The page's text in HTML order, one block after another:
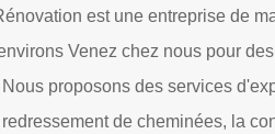
est une entreprise de
Venez chez nous pour
proposons des services
de cheminées, la